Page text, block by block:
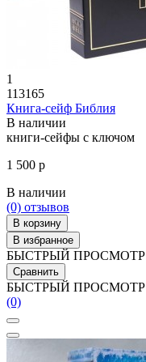
1
113165
Книга-сейф Библия
В наличии
книги-сейфы с ключом
1 500 р
В наличии
(0) отзывов
В корзину
В избранное
БЫСТРЫЙ ПРОСМОТР
Сравнить
БЫСТРЫЙ ПРОСМОТР
(0)